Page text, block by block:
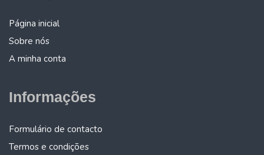
Página inicial
Sobre nós
A minha conta
Informações
Formulário de contacto
Termos e condições